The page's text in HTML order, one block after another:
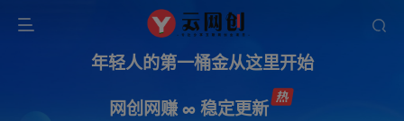
年轻人的第一桶金从这里开始
网创网赚 ∞ 稳定更新